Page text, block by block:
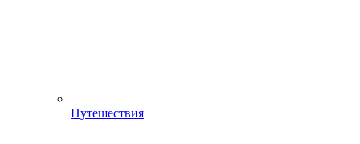
Путешествия